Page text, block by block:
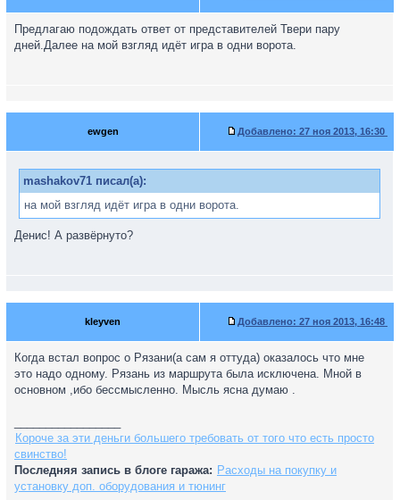
Предлагаю подождать ответ от представителей Твери пару
дней.Далее на мой взгляд идёт игра в одни ворота.
ewgen Добавлено: 27 ноя 2013, 16:30
mashakov71 писал(а):
на мой взгляд идёт игра в одни ворота.
Денис! А развёрнуто?
kleyven Добавлено: 27 ноя 2013, 16:48
Когда встал вопрос о Рязани(а сам я оттуда) оказалось что мне
это надо одному. Рязань из маршрута была исключена. Мной в
основном ,ибо бессмысленно. Мысль ясна думаю .
Короче за эти деньги большего требовать от того что есть просто
свинство!
Последняя запись в блоге гаража: Расходы на покупку и
установку доп. оборудования и тюнинг